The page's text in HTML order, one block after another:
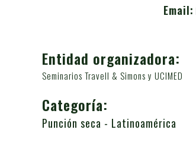
Email:
Entidad organizadora:
Seminarios Travell & Simons y UCIMED
Categoría:
Punción seca - Latinoamérica